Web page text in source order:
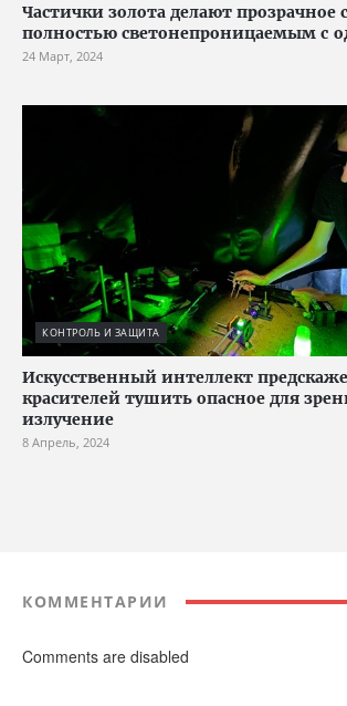
Частички золота делают прозрачное
полностью светонепроницаемым с
24 Март, 2024
КОНТРОЛЬ И ЗАЩИТА
Искусственный интеллект
красителей тушить опасное для
излучение
8 Апрель, 2024
КОММЕНТАРИИ
Comments are disabled